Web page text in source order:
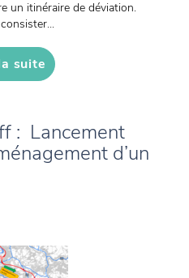
un itinéraire de déviation.
suite
: Lancement
d’un